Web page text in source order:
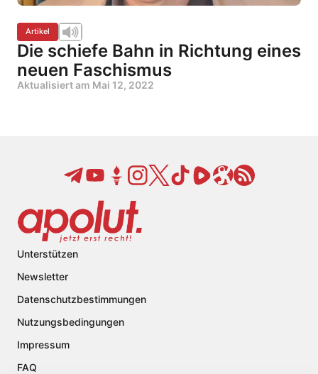
Artikel
Die schiefe Bahn in Richtung eines
neuen Faschismus
Aktualisiert am Mai 12, 2022
Unterstützen
Newsletter
Datenschutzbestimmungen
Nutzungsbedingungen
Impressum
FAQ